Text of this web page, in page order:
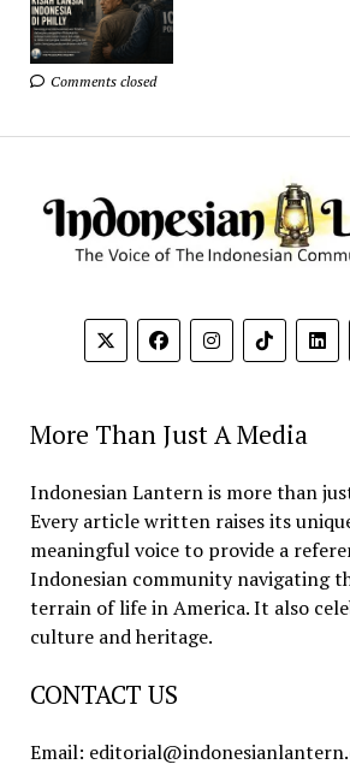
Comments closed
More Than Just A Media
Indonesian Lantern is more than
Every article written raises its
meaningful voice to provide a
Indonesian community navigating
terrain of life in America. It also
culture and heritage.
CONTACT US
Email: